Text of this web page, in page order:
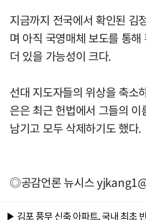
지금까지 전국에서 확인된 김
며 아직 국영매체 보도를 통
더 있을 가능성이 크다.
선대 지도자들의 위상을 축소
은은 최근 헌법에서 그들의
남기고 모두 삭제하기도 했다.
◎공감언론 뉴시스